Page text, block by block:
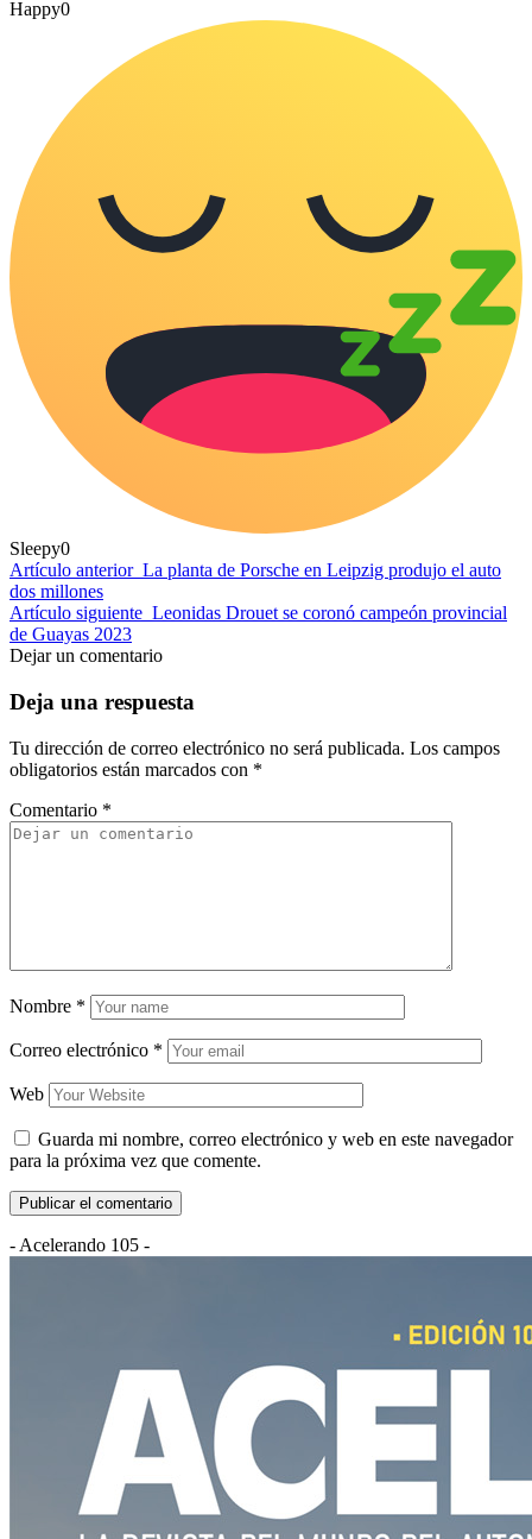
Happy0
Sleepy0
Artículo anterior La planta de Porsche en Leipzig produjo el auto
dos millones
Artículo siguiente Leonidas Drouet se coronó campeón provincial
de Guayas 2023
Dejar un comentario
Deja una respuesta
Tu dirección de correo electrónico no será publicada. Los campos
obligatorios están marcados con *
Comentario *
Nombre *
Correo electrónico *
Web
Guarda mi nombre, correo electrónico y web en este navegador
para la próxima vez que comente.
- Acelerando 105 -